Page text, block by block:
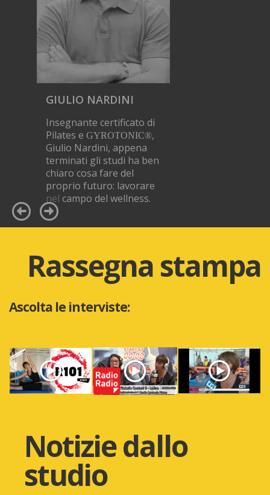
GIULIO NARDINI
Insegnante certificato di
Pilates e GYROTONIC®,
Giulio Nardini, appena
terminati gli studi ha ben
chiaro cosa fare del
proprio futuro: lavorare
nel campo del wellness.
Rassegna stampa
Ascolta le interviste:
Notizie dallo
studio